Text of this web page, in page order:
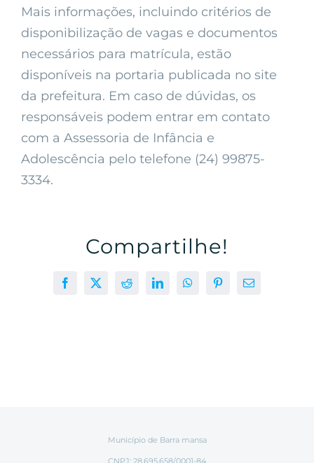
Mais informações, incluindo critérios de
disponibilização de vagas e documentos
necessários para matrícula, estão
disponíveis na portaria publicada no site
da prefeitura. Em caso de dúvidas, os
responsáveis podem entrar em contato
com a Assessoria de Infância e
Adolescência pelo telefone (24) 99875-
3334.
Compartilhe!
Facebook
X RedditLinkedInWhatsAppPinterest
E-
Município de Barra mansa
CNPJ: 28.695.658/0001-84